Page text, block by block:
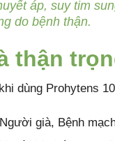
áp, suy tim
do bệnh thận.
thận
dùng Prohytens
Người già, Bệnh